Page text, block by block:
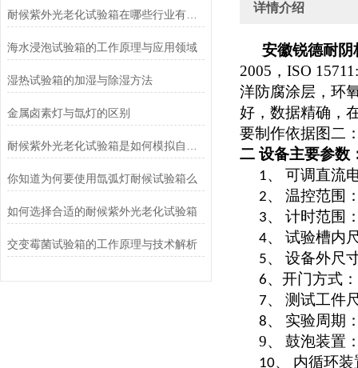
耐候紫外光老化试验箱在哪些行业有广泛应用？
海水浸泡试验箱的工作原理与应用领域
湿热试验箱的加湿与除湿方法
金属卤素灯与氙灯的区别
你知道为何要使用氙弧灯耐候试验箱么
如何选择合适的耐候紫外光老化试验箱
交变霉菌试验箱的工作原理与技术解析
详情介绍
安徽锐德耐
2005 ， ISO
洋防腐涂层，环
好，数据精确，
要制作依据图二
二 设备主要参数
1、 可调直流
2、 温控范围
3、 计时范围
4、 试验槽内
5、 设备外尺
6、 开门方式
7、 测试工件
8、
实验周期
9、 鼓泡装置
10、 内循环